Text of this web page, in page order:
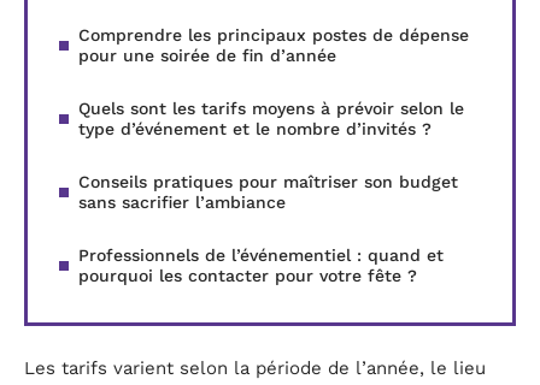
Comprendre les principaux postes de dépense
pour une soirée de fin d’année
Quels sont les tarifs moyens à prévoir selon le
type d’événement et le nombre d’invités ?
Conseils pratiques pour maîtriser son budget
sans sacrifier l’ambiance
Professionnels de l’événementiel : quand et
pourquoi les contacter pour votre fête ?
Les tarifs varient selon la période de l’année, le lieu